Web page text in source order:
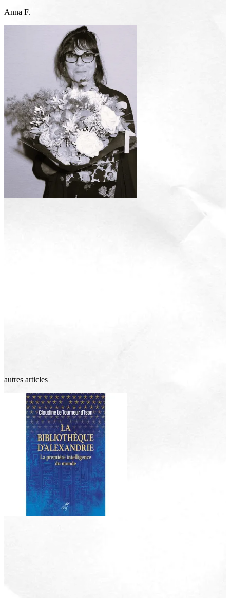
Anna F.
autres articles